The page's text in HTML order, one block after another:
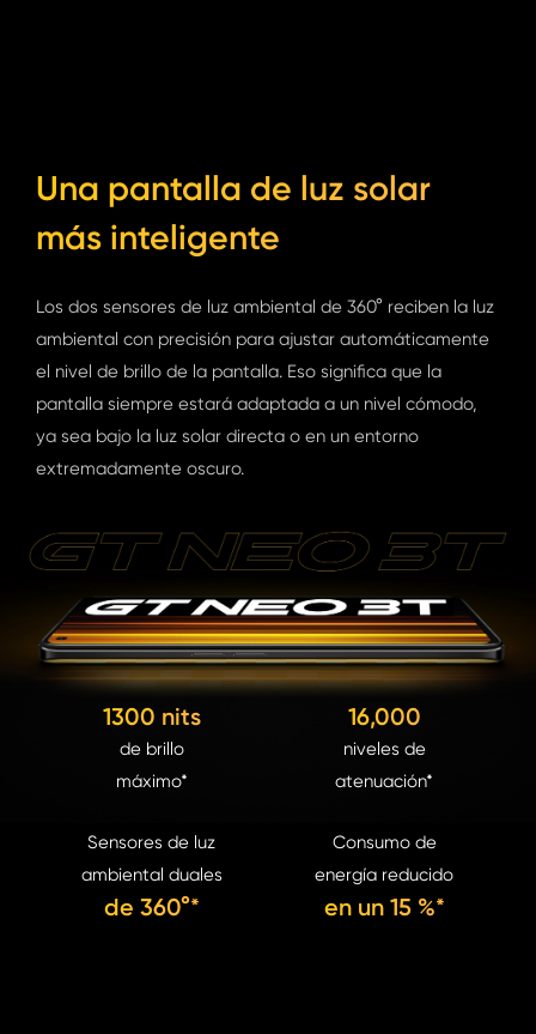
Una pantalla de luz solar
más inteligente
Los dos sensores de luz ambiental de 360​° reciben la luz
ambiental con precisión para ajustar automáticamente
el nivel de brillo de la pantalla. Eso significa que la
pantalla siempre estará adaptada a un nivel cómodo,
ya sea bajo la luz solar directa o en un entorno
extremadamente oscuro.
1300 nits
de brillo
máximo*
16,000
niveles de
atenuación*
Sensores de luz
ambiental duales
de 360°*
Consumo de
energía reducido
en un 15 %*